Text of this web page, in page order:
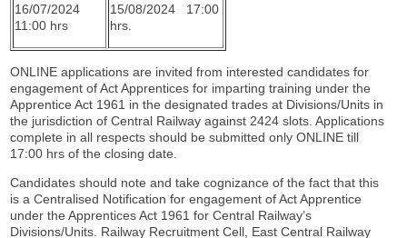
16/07/2024
11:00 hrs
15/08/2024 17:00
hrs.
ONLINE applications are invited from interested candidates for
engagement of Act Apprentices for imparting training under the
Apprentice Act 1961 in the designated trades at Divisions/Units in
the jurisdiction of Central Railway against 2424 slots. Applications
complete in all respects should be submitted only ONLINE till
17:00 hrs of the closing date.
Candidates should note and take cognizance of the fact that this
is a Centralised Notification for engagement of Act Apprentice
under the Apprentices Act 1961 for Central Railway’s
Divisions/Units. Railway Recruitment Cell, East Central Railway